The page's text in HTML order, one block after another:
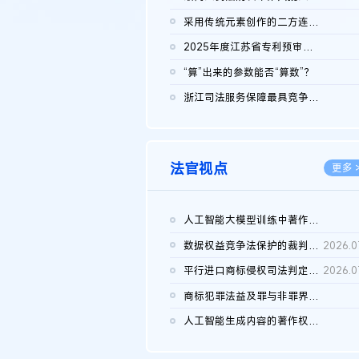
采用传统元素创作的二方连续装饰图案作品的独创性及侵权对比认定
2025年度江苏省专利预审典型案例
“算”出来的参数能否“算数”？
浙江司法服务保障最具竞争力营商环境建设典型案例（第二批）含侵...
法官视点 更多
人工智能大模型训练中著作权的合理使用
数据权益竞争法保护的裁判路径构建
平行进口商标侵权司法判定规则的困境与纾解
商标犯罪法益及罪与非罪界限研究
人工智能生成内容的著作权司法认定：演进逻辑、现实困境与规则建...